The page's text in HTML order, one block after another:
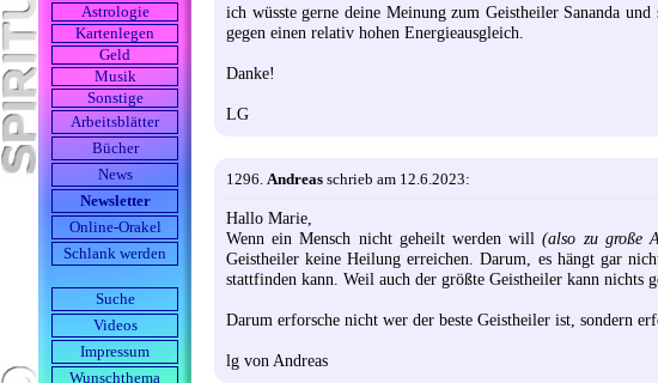
Astrologie
Kartenlegen
Geld
Musik
Sonstige
Arbeits­blätter
Bücher
News
Newsletter
Online-Orakel
Schlank werden
Suche
Videos
Impressum
Wunschthema
ich wüsste gerne deine Meinung zum Geistheiler Sananda
gegen einen relativ hohen Energieausgleich.
Danke!
LG
1296. Andreas schrieb am 12.6.2023:
Hallo Marie,
Wenn ein Mensch nicht geheilt werden will(also zu große
Geistheiler keine Heilung erreichen. Darum, es hängt gar
stattfinden kann. Weil auch der größte Geistheiler kann nichts
Darum erforsche nicht wer der beste Geistheiler ist, sondern
lg von Andreas